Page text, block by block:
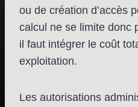
ou de création d’accès
calcul ne se limite donc
il faut intégrer le coût
exploitation.
Les autorisations